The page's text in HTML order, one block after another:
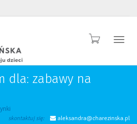
dla: zabawy na
skontaktuj się: aleksandra@charezinska.pl